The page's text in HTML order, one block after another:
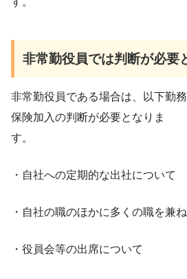
非常勤役員では判断が必要
非常勤役員である場合は、以下勤
保険加入の判断が必要となりま
す
・自社への定期的な出社について
・自社の職のほかに多くの職を兼
・役員会等の出席について